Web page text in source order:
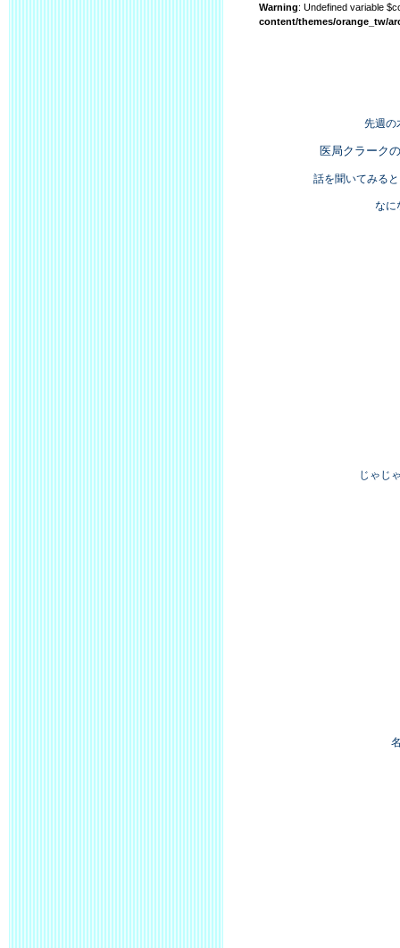
Warning: Undefined variable
content/themes/orange_tw/
先週の
医局クラーク
話を聞いてみる
なに
じゃじ